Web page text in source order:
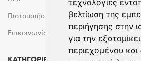
τεχνολογίες
βελτίωση της
περιήγησης στην
για την
περιεχομένου και
Πιστοποιήσεις
Επικοινωνία